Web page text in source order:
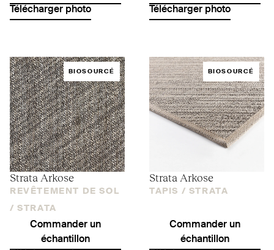
Télécharger photo
Télécharger photo
BIOSOURCÉ
Strata Arkose
REVÊTEMENT DE SOL
/ STRATA
Commander un
échantillon
BIOSOURCÉ
Strata Arkose
TAPIS / STRATA
Commander un
échantillon